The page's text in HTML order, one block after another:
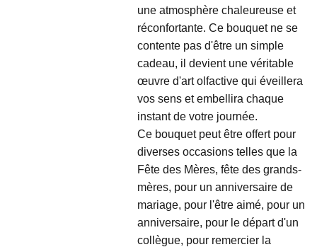
une atmosphère chaleureuse et
réconfortante. Ce bouquet ne se
contente pas d'être un simple
cadeau, il devient une véritable
œuvre d'art olfactive qui éveillera
vos sens et embellira chaque
instant de votre journée.
Ce bouquet peut être offert pour
diverses occasions telles que la
Fête des Mères, fête des grands-
mères, pour un anniversaire de
mariage, pour l'être aimé, pour un
anniversaire, pour le départ d'un
collègue, pour remercier la